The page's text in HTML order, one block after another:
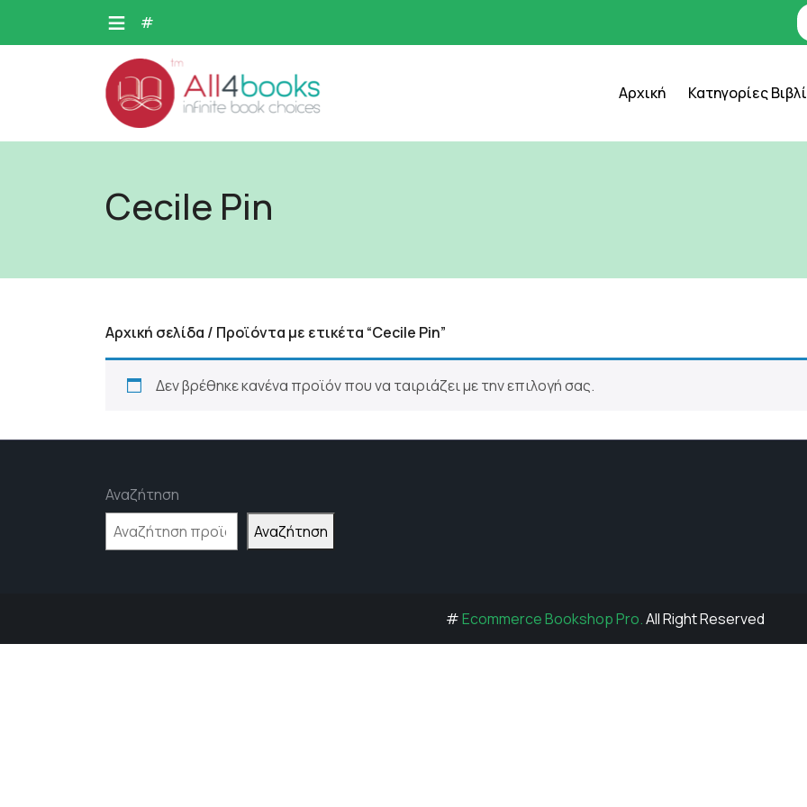
#
Αρχική Κατηγορίες
Cecile Pin
Αρχική σελίδα / Προϊόντα με ετικέτα “Cecile Pin”
Δεν βρέθηκε κανένα προϊόν που να ταιριάζει με την επιλογή σας.
Αναζήτηση
Αναζήτηση
#Ecommerce Bookshop Pro.All Right Reserved